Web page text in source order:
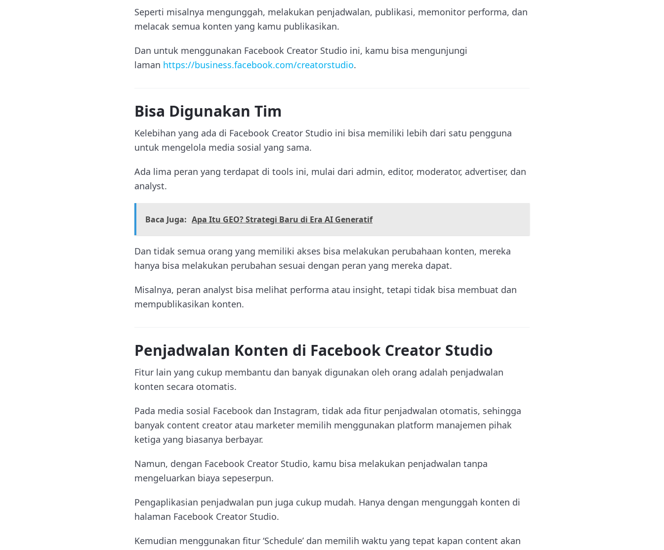
Seperti misalnya mengunggah, melakukan penjadwalan, publikasi, memonitor performa, dan
melacak semua konten yang kamu publikasikan.
Dan untuk menggunakan Facebook Creator Studio ini, kamu bisa mengunjungi
laman https://business.facebook.com/creatorstudio.
Bisa Digunakan Tim
Kelebihan yang ada di Facebook Creator Studio ini bisa memiliki lebih dari satu pengguna
untuk mengelola media sosial yang sama.
Ada lima peran yang terdapat di tools ini, mulai dari admin, editor, moderator, advertiser, dan
analyst.
Baca Juga: Apa Itu GEO? Strategi Baru di Era AI Generatif
Dan tidak semua orang yang memiliki akses bisa melakukan perubahaan konten, mereka
hanya bisa melakukan perubahan sesuai dengan peran yang mereka dapat.
Misalnya, peran analyst bisa melihat performa atau insight, tetapi tidak bisa membuat dan
mempublikasikan konten.
Penjadwalan Konten di Facebook Creator Studio
Fitur lain yang cukup membantu dan banyak digunakan oleh orang adalah penjadwalan
konten secara otomatis.
Pada media sosial Facebook dan Instagram, tidak ada fitur penjadwalan otomatis, sehingga
banyak content creator atau marketer memilih menggunakan platform manajemen pihak
ketiga yang biasanya berbayar.
Namun, dengan Facebook Creator Studio, kamu bisa melakukan penjadwalan tanpa
mengeluarkan biaya sepeserpun.
Pengaplikasian penjadwalan pun juga cukup mudah. Hanya dengan mengunggah konten di
halaman Facebook Creator Studio.
Kemudian menggunakan fitur ‘Schedule’ dan memilih waktu yang tepat kapan content akan